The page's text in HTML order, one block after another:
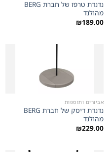
נדנדת טרפז של חברת BERG
מהולנד
₪189.00
אביזרים ותוספות
נדנדת דיסק של חברת BERG
מהולנד
₪229.00